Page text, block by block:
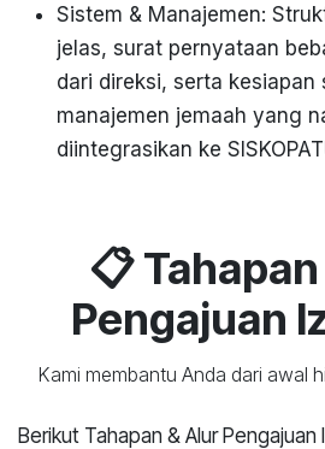
Sistem & Manajemen:
jelas, surat pernyataan
dari direksi, serta kesiapan
manajemen jemaah yang
diintegrasikan ke
📋
Pengajuan
Kami membantu Anda dari awal
Berikut Tahapan & Alur Pengajuan